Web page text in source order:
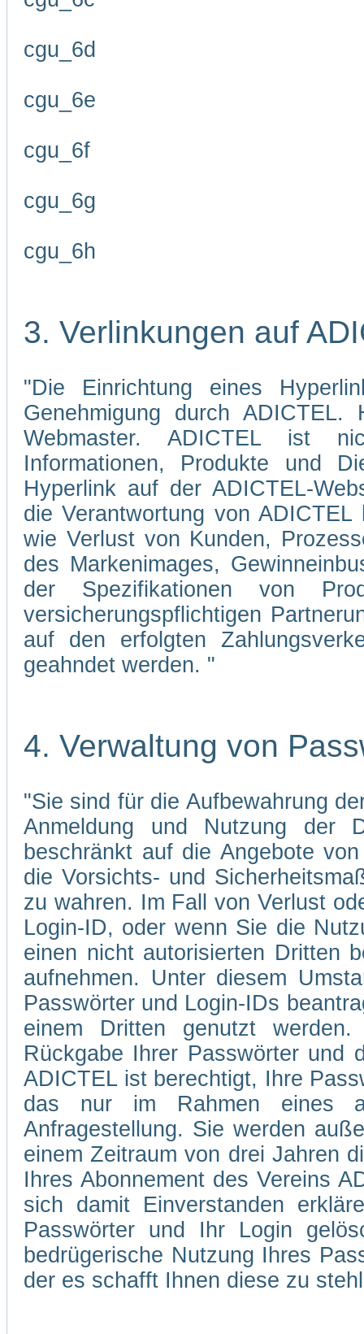
cgu_6d
cgu_6e
cgu_6f
cgu_6g
cgu_6h
3. Verlinkungen auf
"Die Einrichtung eines
Genehmigung durch
Webmaster. ADICTEL ist
Informationen, Produkte und
Hyperlink auf der ADICTEL-
die Verantwortung von
wie Verlust von Kunden,
des Markenimages,
der Spezifikationen von
versicherungspflichtigen
auf den erfolgten
geahndet werden. "
4. Verwaltung von
"Sie sind für die Aufbewahrung
Anmeldung und Nutzung der
beschränkt auf die Angebote
die Vorsichts- und
zu wahren. Im Fall von Verlust
Login-ID, oder wenn Sie die
einen nicht autorisierten Dritten
aufnehmen. Unter diesem
Passwörter und Login-IDs
einem Dritten genutzt
Rückgabe Ihrer Passwörter und
ADICTEL ist berechtigt, Ihre
das nur im Rahmen eines
Anfragestellung. Sie werden
einem Zeitraum von drei Jahren
Ihres Abonnement des Vereins
sich damit Einverstanden
Passwörter und Ihr Login
bedrügerische Nutzung Ihres
der es schafft Ihnen diese zu